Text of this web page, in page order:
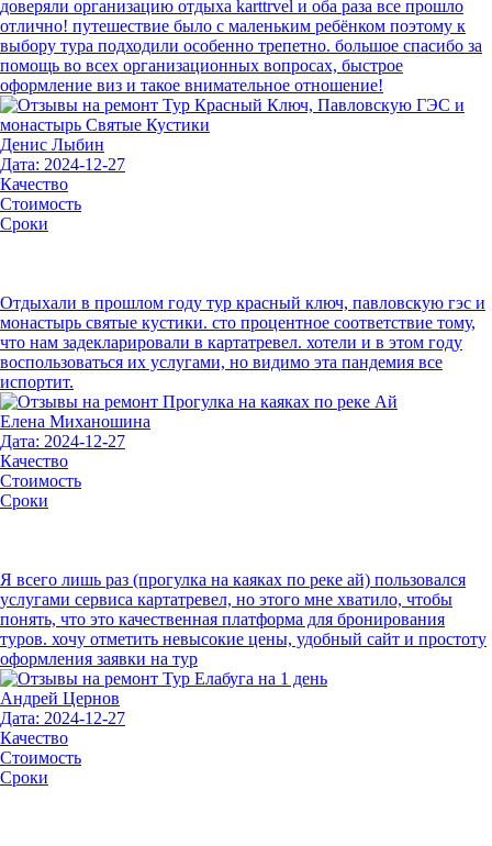
доверяли организацию отдыха karttrvel и оба раза все прошло
отлично! путешествие было с маленьким ребёнком поэтому к
выбору тура подходили особенно трепетно. большое спасибо за
помощь во всех организационных вопросах, быстрое
оформление виз и такое внимательное отношение!
Денис Лыбин
Дата: 2024-12-27
Качество
Стоимость
Сроки
Отдыхали в прошлом году тур красный ключ, павловскую гэс и
монастырь святые кустики. сто процентное соответствие тому,
что нам задекларировали в картатревел. хотели и в этом году
воспользоваться их услугами, но видимо эта пандемия все
испортит.
Елена Миханошина
Дата: 2024-12-27
Качество
Стоимость
Сроки
Я всего лишь раз (прогулка на каяках по реке ай) пользовался
услугами сервиса картатревел, но этого мне хватило, чтобы
понять, что это качественная платформа для бронирования
туров. хочу отметить невысокие цены, удобный сайт и простоту
оформления заявки на тур
Андрей Цернов
Дата: 2024-12-27
Качество
Стоимость
Сроки